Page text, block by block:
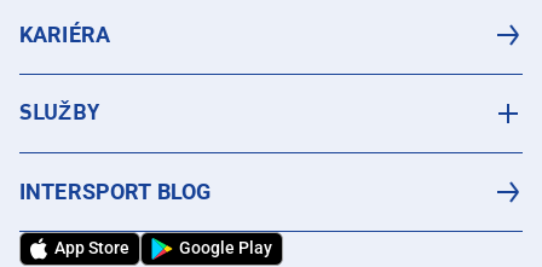
KARIÉRA
SLUŽBY
INTERSPORT BLOG
App Store Google Play